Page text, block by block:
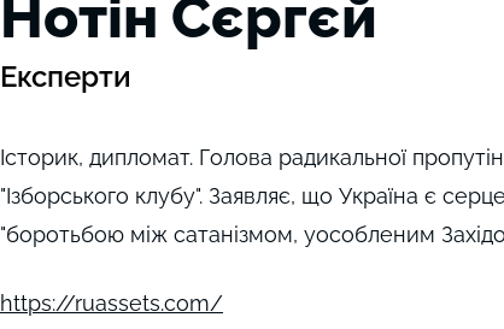
Експерти
Нотін Сєргєй
Історик, дипломат. Голова радикальної
"Ізборського клубу". Заявляє, що Україна є
"боротьбою між сатанізмом, уособленим
https://ruassets.com/